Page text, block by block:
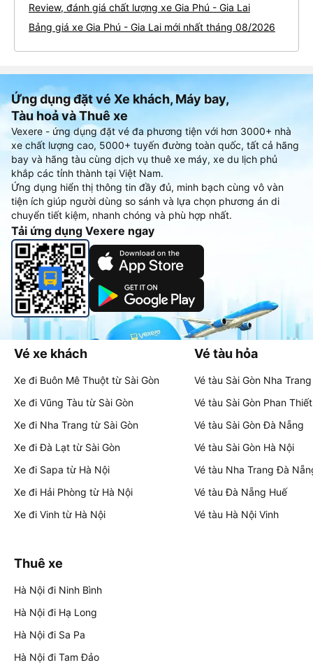
Review, đánh giá chất lượng xe Gia Phú - Gia Lai
Bảng giá xe Gia Phú - Gia Lai mới nhất tháng 08/2026
Ứng dụng đặt vé Xe khách, Máy bay,
Tàu hoả và Thuê xe
Vexere - ứng dụng đặt vé đa phương tiện với hơn 3000+ nhà
xe chất lượng cao, 5000+ tuyến đường toàn quốc, tất cả hãng
bay và hãng tàu cùng dịch vụ thuê xe máy, xe du lịch phủ
khắp các tỉnh thành tại Việt Nam.
Ứng dụng hiển thị thông tin đầy đủ, minh bạch cùng vô vàn
tiện ích giúp người dùng so sánh và lựa chọn phương án di
chuyển tiết kiệm, nhanh chóng và phù hợp nhất.
Tải ứng dụng Vexere ngay
Vé xe khách
Xe đi Buôn Mê Thuột từ Sài Gòn
Xe đi Vũng Tàu từ Sài Gòn
Xe đi Nha Trang từ Sài Gòn
Xe đi Đà Lạt từ Sài Gòn
Xe đi Sapa từ Hà Nội
Xe đi Hải Phòng từ Hà Nội
Xe đi Vinh từ Hà Nội
Vé tàu hỏa
Vé tàu Sài Gòn Nha Trang
Vé tàu Sài Gòn Phan Thiết
Vé tàu Sài Gòn Đà Nẵng
Vé tàu Sài Gòn Hà Nội
Vé tàu Nha Trang Đà
Vé tàu Đà Nẵng Huế
Vé tàu Hà Nội Vinh
Thuê xe
Hà Nội đi Ninh Bình
Hà Nội đi Hạ Long
Hà Nội đi Sa Pa
Hà Nội đi Tam Đảo